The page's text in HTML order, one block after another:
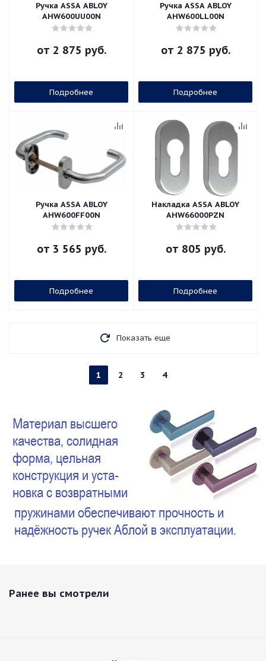
Ручка ASSA ABLOY
AHW600UU00N
от 2 875 руб.
Подробнее
Ручка ASSA ABLOY
AHW600LL00N
от 2 875 руб.
Подробнее
Ручка ASSA ABLOY
AHW600FF00N
от 3 565 руб.
Подробнее
Накладка ASSA ABLOY
AHW66000PZN
от 805 руб.
Подробнее
Показать еще
1 2 3 4
Ранее вы смотрели